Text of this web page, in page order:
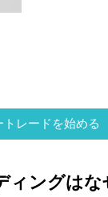
トレードを始める
ィングは